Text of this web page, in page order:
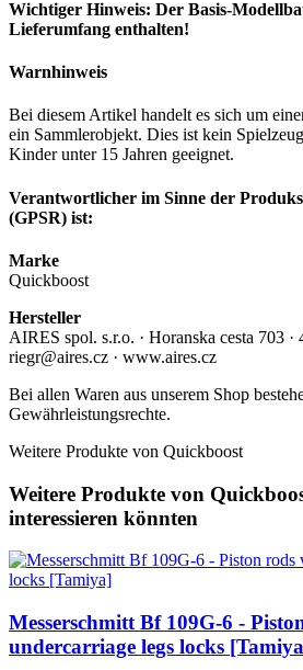
Wichtiger Hinweis: Der Basis-
Lieferumfang enthalten!
Warnhinweis
Bei diesem Artikel handelt es sich um
ein Sammlerobjekt. Dies ist kein
Kinder unter 15 Jahren geeignet.
Verantwortlicher im Sinne der
(GPSR) ist:
Marke
Quickboost
Hersteller
AIRES spol. s.r.o. · Horanska cesta 703 ·
riegr@aires.cz · www.aires.cz
Bei allen Waren aus unserem Shop
Gewährleistungsrechte.
Weitere Produkte von Quickboost
Weitere Produkte von
interessieren könnten
Messerschmitt Bf 109G-6 -
undercarriage legs locks